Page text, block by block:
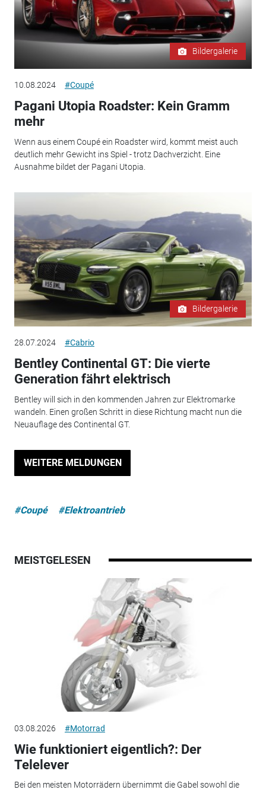
Bildergalerie
10.08.2024 #Coupé
Pagani Utopia Roadster: Kein Gramm
mehr
Wenn aus einem Coupé ein Roadster wird, kommt meist auch
deutlich mehr Gewicht ins Spiel - trotz Dachverzicht. Eine
Ausnahme bildet der Pagani Utopia.
Bildergalerie
28.07.2024 #Cabrio
Bentley Continental GT: Die vierte
Generation fährt elektrisch
Bentley will sich in den kommenden Jahren zur Elektromarke
wandeln. Einen großen Schritt in diese Richtung macht nun die
Neuauflage des Continental GT.
WEITERE MELDUNGEN
#Coupé #Elektroantrieb
MEISTGELESEN
03.08.2026 #Motorrad
Wie funktioniert eigentlich?: Der
Telelever
Bei den meisten Motorrädern übernimmt die Gabel sowohl die